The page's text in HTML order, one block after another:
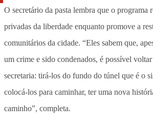
O secretário da pasta lembra que o programa
privadas da liberdade enquanto promove a
comunitários da cidade. “Eles sabem que,
um crime e sido condenados, é possível
secretaria: tirá-los do fundo do túnel que é o
colocá-los para caminhar, ter uma nova
caminho”, completa.